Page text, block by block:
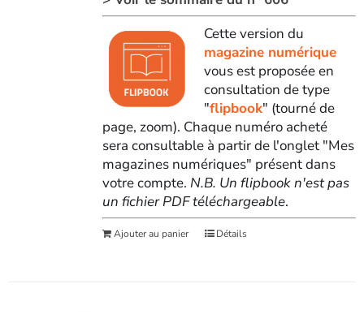
Cette version du
magazine numérique
vous est proposée en
consultation de type
"flipbook" (tourné de
page, zoom). Chaque numéro acheté
sera consultable à partir de l'onglet "Mes
magazines numériques" présent dans
votre compte. N.B. Un flipbook n'est pas
un fichier PDF téléchargeable.
Ajouter au panier Détails